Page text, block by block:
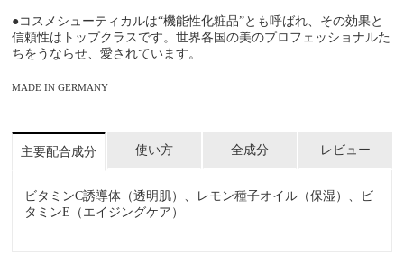
●コスメシューティカルは“機能性化粧品”とも呼ばれ、その効果と
信頼性はトップクラスです。世界各国の美のプロフェッショナルた
ちをうならせ、愛されています。
MADE IN GERMANY
主要配合成分 使い方 全成分 レビュー
ビタミンC誘導体（透明肌）、レモン種子オイル（保湿）、ビ
タミンE（エイジングケア）